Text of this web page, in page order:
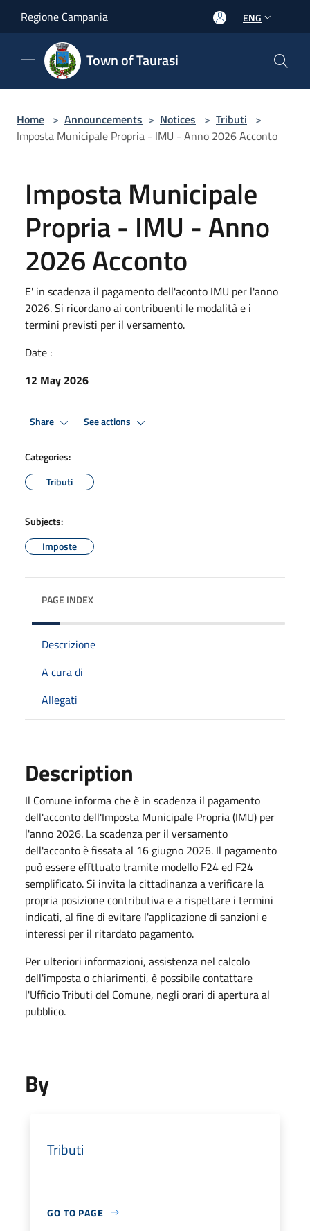
Regione Campania ENG
Town of Taurasi
Home > Announcements > Notices > Tributi >
Imposta Municipale Propria - IMU - Anno 2026 Acconto
Imposta Municipale
Propria - IMU - Anno
2026 Acconto
E' in scadenza il pagamento dell'aconto IMU per l'anno
2026. Si ricordano ai contribuenti le modalità e i
termini previsti per il versamento.
Date :
12 May 2026
Share See actions
Categories:
Tributi
Subjects:
Imposte
PAGE INDEX
Descrizione
A cura di
Allegati
Description
Il Comune informa che è in scadenza il pagamento
dell'acconto dell'Imposta Municipale Propria (IMU) per
l'anno 2026. La scadenza per il versamento
dell'acconto è fissata al 16 giugno 2026. Il pagamento
può essere effttuato tramite modello F24 ed F24
semplificato. Si invita la cittadinanza a verificare la
propria posizione contributiva e a rispettare i termini
indicati, al fine di evitare l'applicazione di sanzioni e
interessi per il ritardato pagamento.
Per ulteriori informazioni, assistenza nel calcolo
dell'imposta o chiarimenti, è possibile contattare
l'Ufficio Tributi del Comune, negli orari di apertura al
pubblico.
By
Tributi
GO TO PAGE